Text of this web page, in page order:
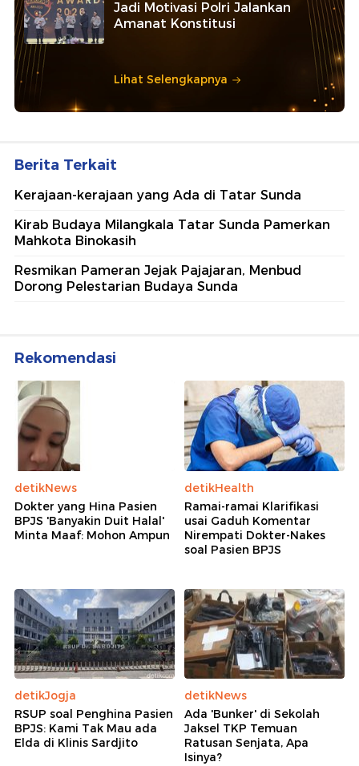
Jadi Motivasi Polri Jalankan
Amanat Konstitusi
Lihat Selengkapnya
Berita Terkait
Kerajaan-kerajaan yang Ada di Tatar Sunda
Kirab Budaya Milangkala Tatar Sunda Pamerkan
Mahkota Binokasih
Resmikan Pameran Jejak Pajajaran, Menbud
Dorong Pelestarian Budaya Sunda
Rekomendasi
detikNews
Dokter yang Hina Pasien
BPJS 'Banyakin Duit Halal'
Minta Maaf: Mohon Ampun
detikHealth
Ramai-ramai Klarifikasi
usai Gaduh Komentar
Nirempati Dokter-Nakes
soal Pasien BPJS
detikJogja
RSUP soal Penghina Pasien
BPJS: Kami Tak Mau ada
Elda di Klinis Sardjito
detikNews
Ada 'Bunker' di Sekolah
Jaksel TKP Temuan
Ratusan Senjata, Apa
Isinya?